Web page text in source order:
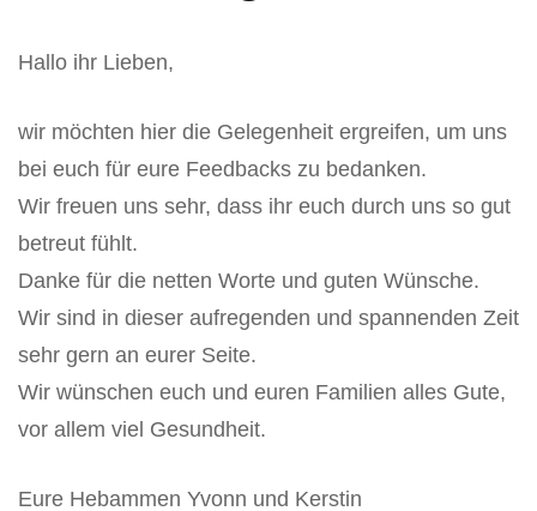
Hallo ihr Lieben,
wir möchten hier die Gelegenheit ergreifen, um uns
bei euch für eure Feedbacks zu bedanken.
Wir freuen uns sehr, dass ihr euch durch uns so gut
betreut fühlt.
Danke für die netten Worte und guten Wünsche.
Wir sind in dieser aufregenden und spannenden Zeit
sehr gern an eurer Seite.
Wir wünschen euch und euren Familien alles Gute,
vor allem viel Gesundheit.
Eure Hebammen Yvonn und Kerstin